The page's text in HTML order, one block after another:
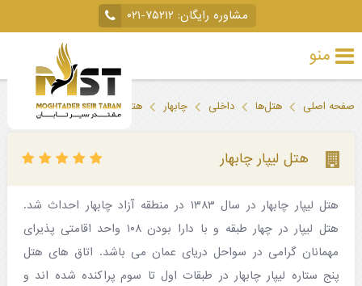
مشاوره رایگان: ۰۲۱-۷۵۲۱۲
منو
تور
لحظه
صفحه اصلی هتل‌ها داخلی چابهار هتل لیپار چابهار
هتل لیپار چابهار
هتل لیپار چابهار در سال ۱۳۸۳ در منطقه آزاد چابهار احداث شد.
هتل لیپار در چهار طبقه و با دارا بودن ۱۰۸ واحد اقامتی پذیرای
مهمانان گرامی در سواحل دریای عمان می باشد. اتاق های هتل
پنج ستاره لیپار چابهار در طبقات اول تا سوم پراکنده شده اند و